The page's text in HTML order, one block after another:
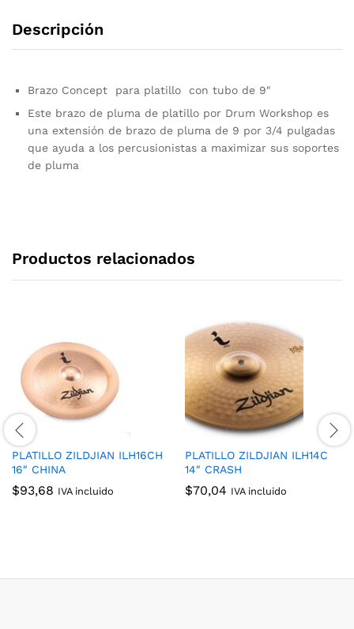
Descripción
Brazo Concept para platillo con tubo de 9″
Este brazo de pluma de platillo por Drum Workshop es
una extensión de brazo de pluma de 9 por 3/4 pulgadas
que ayuda a los percusionistas a maximizar sus soportes
de pluma
Productos relacionados
PLATILLO ZILDJIAN ILH16CH
16″ CHINA
$93,68 IVA incluido
PLATILLO ZILDJIAN ILH14C
14″ CRASH
$70,04 IVA incluido